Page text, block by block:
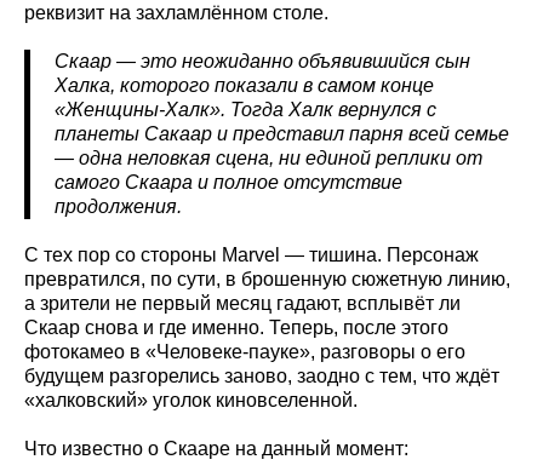
реквизит на захламлённом столе.
Скаар — это неожиданно объявившийся сын
Халка, которого показали в самом конце
«Женщины-Халк». Тогда Халк вернулся с
планеты Сакаар и представил парня всей семье
— одна неловкая сцена, ни единой реплики от
самого Скаара и полное отсутствие
продолжения.
С тех пор со стороны Marvel — тишина. Персонаж
превратился, по сути, в брошенную сюжетную линию,
а зрители не первый месяц гадают, всплывёт ли
Скаар снова и где именно. Теперь, после этого
фотокамео в «Человеке-пауке», разговоры о его
будущем разгорелись заново, заодно с тем, что ждёт
«халковский» уголок киновселенной.
Что известно о Скааре на данный момент: